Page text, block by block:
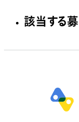
該当する募